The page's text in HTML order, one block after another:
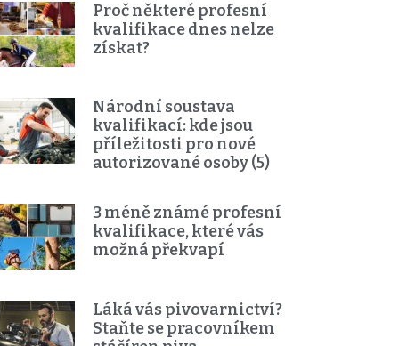
Proč některé profesní
kvalifikace dnes nelze
získat?
Národní soustava
kvalifikací: kde jsou
příležitosti pro nové
autorizované osoby (5)
3 méně známé profesní
kvalifikace, které vás
možná překvapí
Láká vás pivovarnictví?
Staňte se pracovníkem